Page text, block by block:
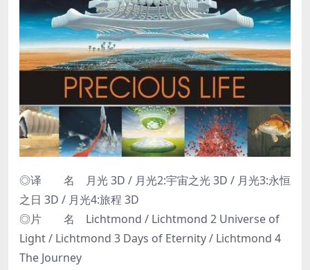
◎译 名 月光 3D / 月光2:宇宙之光 3D / 月光3:永恒
之日 3D / 月光4:旅程 3D
◎片 名 Lichtmond / Lichtmond 2 Universe of
Light / Lichtmond 3 Days of Eternity / Lichtmond 4
The Journey